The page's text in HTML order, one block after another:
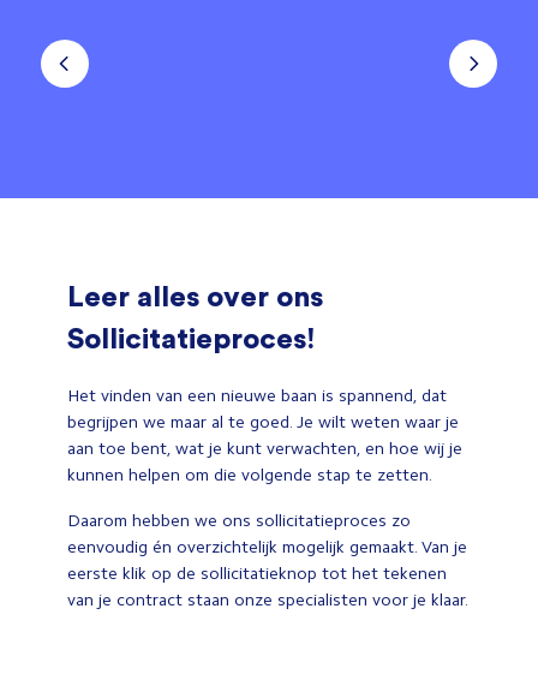
Leer alles over ons
Sollicitatieproces!
Het vinden van een nieuwe baan is spannend, dat
begrijpen we maar al te goed. Je wilt weten waar je
aan toe bent, wat je kunt verwachten, en hoe wij je
kunnen helpen om die volgende stap te zetten.
Daarom hebben we ons sollicitatieproces zo
eenvoudig én overzichtelijk mogelijk gemaakt. Van je
eerste klik op de sollicitatieknop tot het tekenen
van je contract staan onze specialisten voor je klaar.